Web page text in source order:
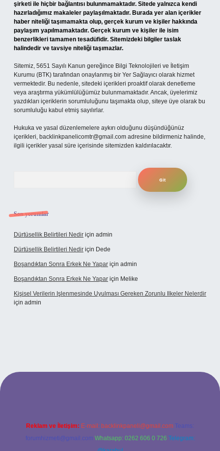
şirketi ile hiçbir bağlantısı bulunmamaktadır. Sitede yalnızca kendi
hazırladığımız makaleler paylaşılmaktadır. Burada yer alan içerikler
haber niteliği taşımamakta olup, gerçek kurum ve kişiler hakkında
paylaşım yapılmamaktadır. Gerçek kurum ve kişiler ile isim
benzerlikleri tamamen tesadüfidir. Sitemizdeki bilgiler taslak
halindedir ve tavsiye niteliği taşımazlar.
Sitemiz, 5651 Sayılı Kanun gereğince Bilgi Teknolojileri ve İletişim
Kurumu (BTK) tarafından onaylanmış bir Yer Sağlayıcı olarak hizmet
vermektedir. Bu nedenle, sitedeki içerikleri proaktif olarak denetleme
veya araştırma yükümlülüğümüz bulunmamaktadır. Ancak, üyelerimiz
yazdıkları içeriklerin sorumluluğunu taşımakta olup, siteye üye olarak bu
sorumluluğu kabul etmiş sayılırlar.
Hukuka ve yasal düzenlemelere aykırı olduğunu düşündüğünüz
içerikleri, backlinkpanelicomtr@gmail.com adresine bildirmeniz halinde,
ilgili içerikler yasal süre içerisinde sitemizden kaldırılacaktır.
Son yorumlar
Dürtüsellik Belirtileri Nedir için admin
Dürtüsellik Belirtileri Nedir için Dede
Boşandıktan Sonra Erkek Ne Yapar için admin
Boşandıktan Sonra Erkek Ne Yapar için Melike
Kişisel Verilerin Işlenmesinde Uyulması Gereken Zorunlu Ilkeler Nelerdir
için admin
Reklam ve İletişim: E-mail: backlinkpaneli@gmail.com Teams:
forumhizmeti@gmail.com Whatsapp: 0262 606 0 726 Telegram: